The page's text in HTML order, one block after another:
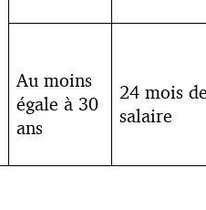
Au moins
égale à 30
ans
24 mois
salaire